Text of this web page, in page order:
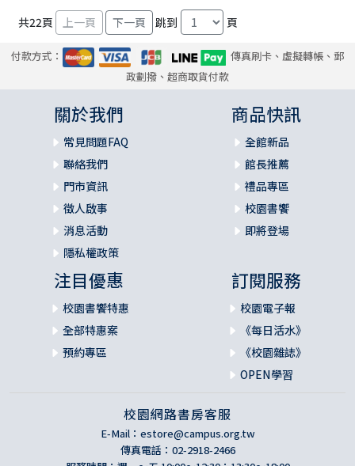
共22頁 跳到 頁
付款方式：
傳真刷卡、虛擬轉帳、郵
政劃撥、超商取貨付款
關於我們
常見問題FAQ
聯絡我們
門市資訊
徵人啟事
消息活動
隱私權政策
商品快訊
全館新品
館長推薦
禮品專區
校園書饗
即將登場
注目優惠
校園書饗特惠
全部特惠案
預約專區
訂閱服務
校園電子報
《每日活水》
《校園雜誌》
OPEN學習
校園網路書房客服
E-Mail： estore@campus.org.tw
傳真電話：02-2918-2466